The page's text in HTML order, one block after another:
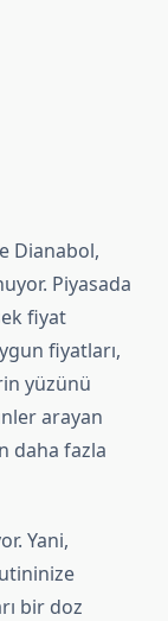
Dianabol,
Piyasada
fiyat
fiyatları,
yüzünü
arayan
daha fazla
Yani,
bir doz